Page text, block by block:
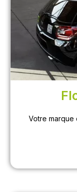
Votre marque